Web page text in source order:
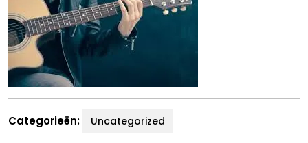
Categorieën: Uncategorized